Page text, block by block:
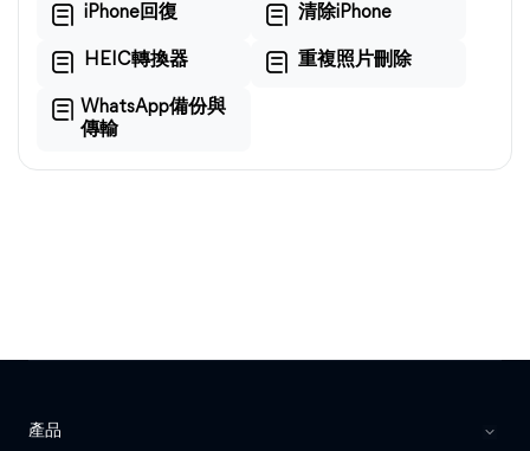
iPhone回復 清除iPhone
HEIC轉換器 重複照片刪除
WhatsApp備份與
傳輸
產品